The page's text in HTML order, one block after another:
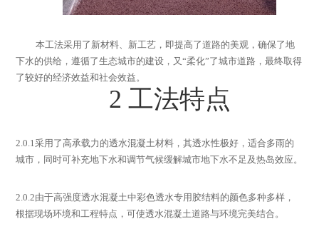
本工法采用了新材料、新工艺，即提高了道路的美观，确保了地
下水的供给，遵循了生态城市的建设，又“柔化”了城市道路，最终取得
了较好的经济效益和社会效益。
2 工法特点
2.0.1采用了高承载力的透水混凝土材料，其透水性极好，适合多雨的
城市，同时可补充地下水和调节气候缓解城市地下水不足及热岛效应。
2.0.2由于高强度透水混凝土中彩色透水专用胶结料的颜色多种多样，
根据现场环境和工程特点，可使透水混凝土道路与环境完美结合。